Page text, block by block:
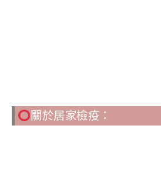
關於居家檢疫：